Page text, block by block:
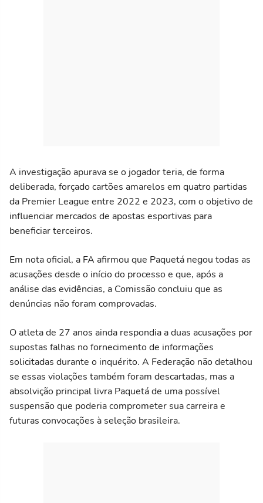
A investigação apurava se o jogador teria, de forma
deliberada, forçado cartões amarelos em quatro partidas
da Premier League entre 2022 e 2023, com o objetivo de
influenciar mercados de apostas esportivas para
beneficiar terceiros.
Em nota oficial, a FA afirmou que Paquetá negou todas as
acusações desde o início do processo e que, após a
análise das evidências, a Comissão concluiu que as
denúncias não foram comprovadas.
O atleta de 27 anos ainda respondia a duas acusações por
supostas falhas no fornecimento de informações
solicitadas durante o inquérito. A Federação não detalhou
se essas violações também foram descartadas, mas a
absolvição principal livra Paquetá de uma possível
suspensão que poderia comprometer sua carreira e
futuras convocações à seleção brasileira.